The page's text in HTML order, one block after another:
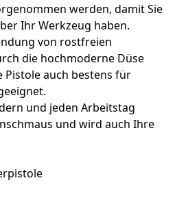
werden, damit Sie
Ihr Werkzeug haben.
von rostfreien
die hochmoderne Düse
Pistole auch bestens für
und jeden Arbeitstag
und wird auch Ihre